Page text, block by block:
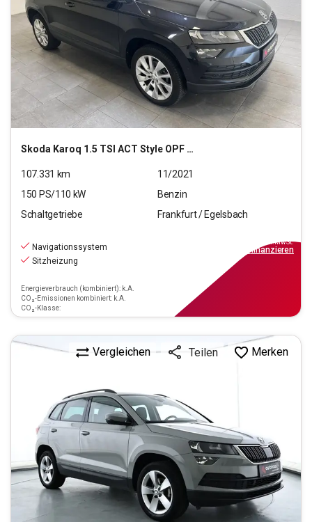
Skoda Karoq 1.5 TSI ACT Style OPF (EURO 6d)
107.331 km
11/2021
150 PS/110 kW
Benzin
Schaltgetriebe
Frankfurt / Egelsbach
Navigationssystem
Sitzheizung
Energieverbrauch (kombiniert): k.A.
CO₂-Emissionen kombiniert: k.A.
CO₂-Klasse:
inkl.MwSt.
finanzieren
Vergleichen Teilen Merken